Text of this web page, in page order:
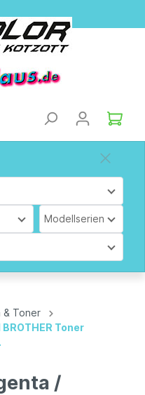
Modellserien
& Toner
Toner
/